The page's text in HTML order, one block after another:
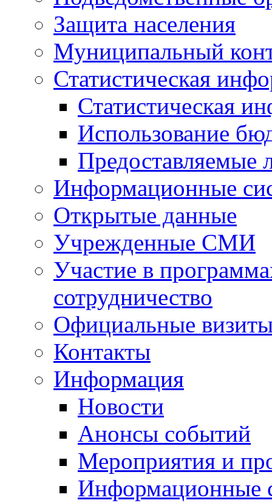
Защита населения
Муниципальный
Статистическая
Статистическая
Использование
Предоставляемые
Информационные
Открытые данные
Учрежденные СМИ
Участие в
сотрудничество
Официальные
Контакты
Информация
Новости
Анонсы событий
Мероприятия и
Информационные